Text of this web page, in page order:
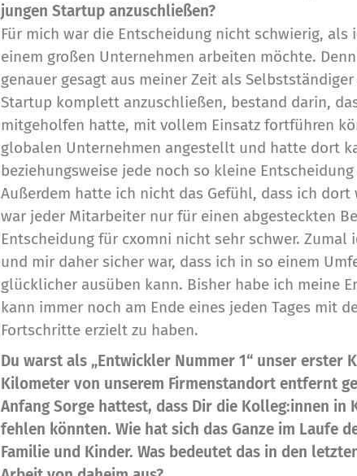
jungen Startup anzuschließen?
Für mich war die Entscheidung nicht schwierig,
einem großen Unternehmen arbeiten möchte.
genauer gesagt aus meiner Zeit als
Startup komplett anzuschließen, bestand darin,
mitgeholfen hatte, mit vollem Einsatz fortführen
globalen Unternehmen angestellt und hatte dort
beziehungsweise jede noch so kleine
Außerdem hatte ich nicht das Gefühl, dass ich
war jeder Mitarbeiter nur für einen abgesteckten
Entscheidung für cxomni nicht sehr schwer.
und mir daher sicher war, dass ich in so einem
glücklicher ausüben kann. Bisher habe ich meine
kann immer noch am Ende eines jeden Tages mit
Fortschritte erzielt zu haben.
Du warst als „Entwickler Nummer 1“ unser
Kilometer von unserem Firmenstandort entfernt
Anfang Sorge hattest, dass Dir die Kolleg:innen in
fehlen könnten. Wie hat sich das Ganze im Laufe
Familie und Kinder. Was bedeutet das in den